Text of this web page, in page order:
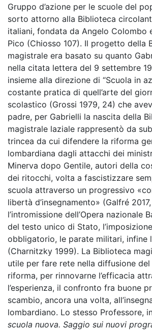
Gruppo d’azione per le scuole del
sorto attorno alla Biblioteca
italiani, fondata da Angelo Colombo
Pico (Chiosso 107). Il progetto della
magistrale era basato su quanto
nella citata lettera del 9 settembre
insieme alla direzione di “Scuola in
costante pratica di quell’arte del
scolastico (Grossi 1979, 24) che
padre, per Gabrielli la nascita della
magistrale laziale rappresentò da
trincea da cui difendere la riforma
lombardiana dagli attacchi dei
Minerva dopo Gentile, autori della
dei ritocchi, volta a fascistizzare
scuola attraverso un progressivo
libertà d’insegnamento» (Galfré
l’intromissione dell’Opera nazionale
del testo unico di Stato,
obbligatorio, le parate militari, infine
(Charnitzky 1999). La Biblioteca
utile per fare rete nella diffusione
riforma, per rinnovarne l’efficacia
l’esperienza, il confronto fra buone
scambio, ancora una volta,
lombardiano. Lo stesso Professore,
scuola nuova. Saggio sui nuovi